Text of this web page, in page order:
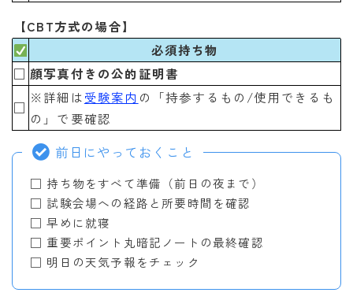
【CBT方式の場合】
必須持ち物
□ 顔写真付きの公的証明書
□
※詳細は受験案内 の「持参するもの/使用できるも
の」で要確認
前日にやっておくこと
□ 持ち物をすべて準備（前日の夜まで）
□ 試験会場への経路と所要時間を確認
□ 早めに就寝
□ 重要ポイント丸暗記ノートの最終確認
□ 明日の天気予報をチェック